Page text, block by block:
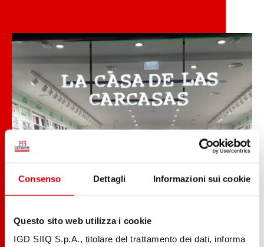
Consenso Dettagli Informazioni sui cookie
Questo sito web utilizza i cookie
IGD SIIQ S.p.A., titolare del trattamento dei dati, informa